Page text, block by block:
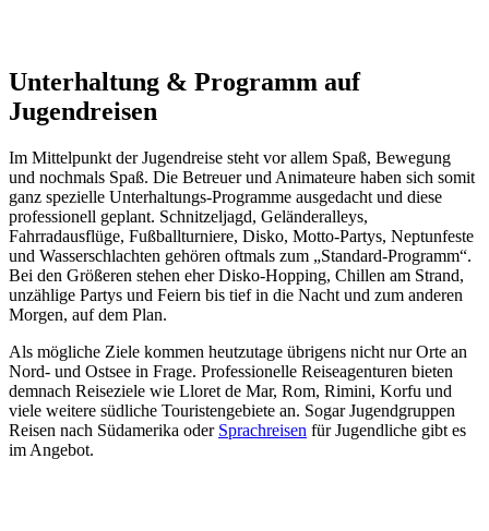
Unterhaltung & Programm auf
Jugendreisen
Im Mittelpunkt der Jugendreise steht vor allem Spaß, Bewegung
und nochmals Spaß. Die Betreuer und Animateure haben sich somit
ganz spezielle Unterhaltungs-Programme ausgedacht und diese
professionell geplant. Schnitzeljagd, Geländeralleys,
Fahrradausflüge, Fußballturniere, Disko, Motto-Partys, Neptunfeste
und Wasserschlachten gehören oftmals zum „Standard-Programm“.
Bei den Größeren stehen eher Disko-Hopping, Chillen am Strand,
unzählige Partys und Feiern bis tief in die Nacht und zum anderen
Morgen, auf dem Plan.
Als mögliche Ziele kommen heutzutage übrigens nicht nur Orte an
Nord- und Ostsee in Frage. Professionelle Reiseagenturen bieten
demnach Reiseziele wie Lloret de Mar, Rom, Rimini, Korfu und
viele weitere südliche Touristengebiete an. Sogar Jugendgruppen
Reisen nach Südamerika oder Sprachreisen für Jugendliche gibt es
im Angebot.